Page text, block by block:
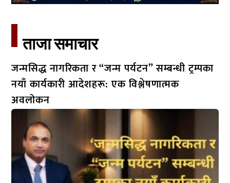
ताजा समाचार​
जन्मसिद्ध नागरिकता र “जन्म पर्यटन” सम्बन्धी ट्रम्पका
नयाँ कार्यकारी आदेशहरू: एक विश्लेषणात्मक
अवलोकन